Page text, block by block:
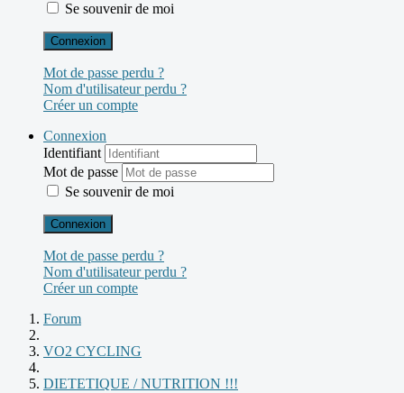
Se souvenir de moi
Connexion
Mot de passe perdu ?
Nom d'utilisateur perdu ?
Créer un compte
Connexion
Identifiant
Mot de passe
Se souvenir de moi
Connexion
Mot de passe perdu ?
Nom d'utilisateur perdu ?
Créer un compte
Forum
VO2 CYCLING
DIETETIQUE / NUTRITION !!!